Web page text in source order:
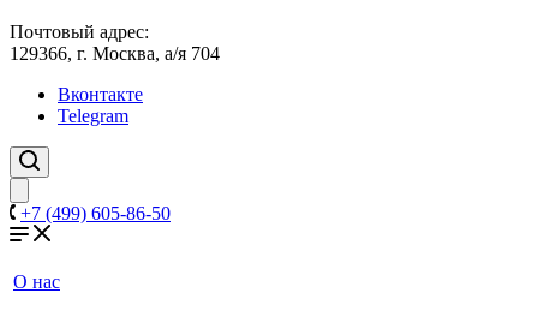
Почтовый адрес:
129366, г. Москва, а/я 704
Вконтакте
Telegram
+7 (499) 605-86-50
О нас